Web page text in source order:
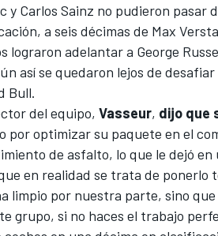
y Carlos Sainz no pudieron pasar
a seis décimas de Max
lograron adelantar a George
así se quedaron lejos de desafiar
Bull.
del equipo, Vasseur, dijo que
por optimizar su paquete en el
de asfalto, lo que le dejó
en realidad se trata de ponerlo
limpio por nuestra parte, sino
grupo, si no haces el trabajo